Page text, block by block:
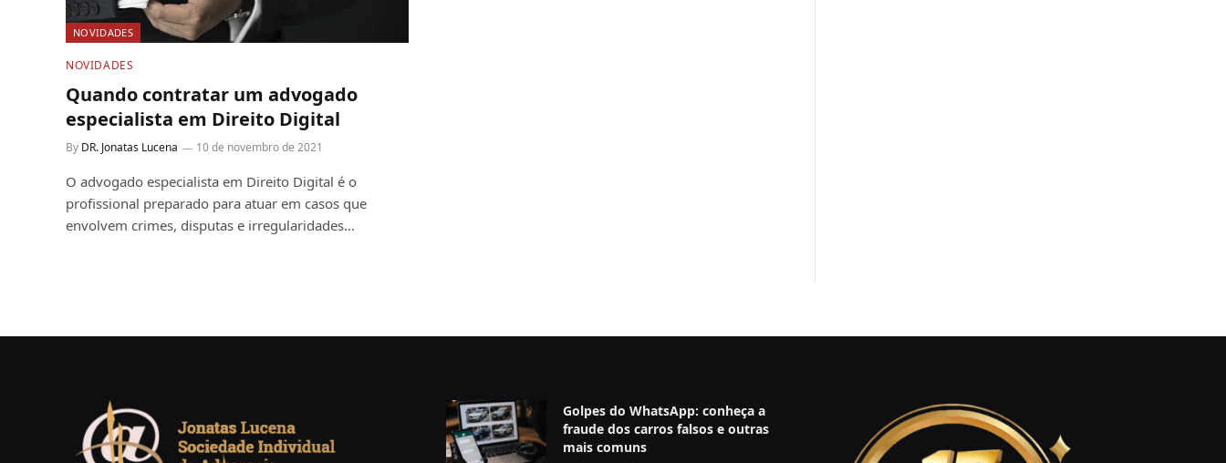
NOVIDADES
NOVIDADES
Quando contratar um advogado
especialista em Direito Digital
By DR. Jonatas Lucena 10 de novembro de 2021
O advogado especialista em Direito Digital é o
profissional preparado para atuar em casos que
envolvem crimes, disputas e irregularidades…
Golpes do WhatsApp: conheça a
fraude dos carros falsos e outras
mais comuns